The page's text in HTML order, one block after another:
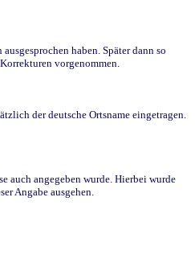
haben. Später dann so
vorgenommen.
der deutsche Ortsname eingetragen.
auch angegeben wurde. Hierbei wurde
Angabe ausgehen.